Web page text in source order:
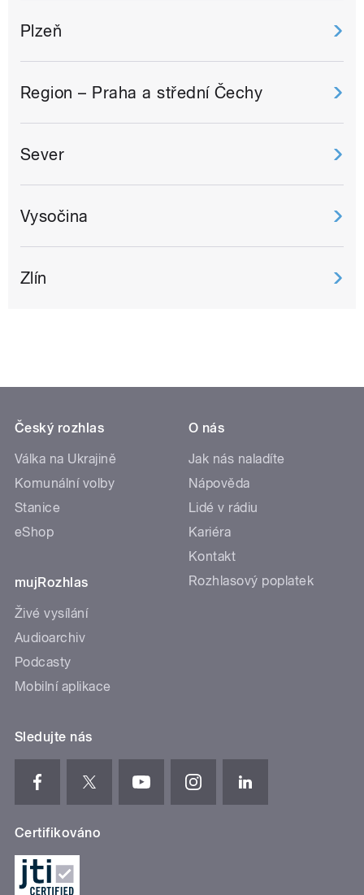
Plzeň
Region – Praha a střední Čechy
Sever
Vysočina
Zlín
Český rozhlas
Válka na Ukrajině
Komunální volby
Stanice
eShop
mujRozhlas
Živé vysílání
Audioarchiv
Podcasty
Mobilní aplikace
O nás
Jak nás naladíte
Nápověda
Lidé v rádiu
Kariéra
Kontakt
Rozhlasový poplatek
Sledujte nás
Certifikováno